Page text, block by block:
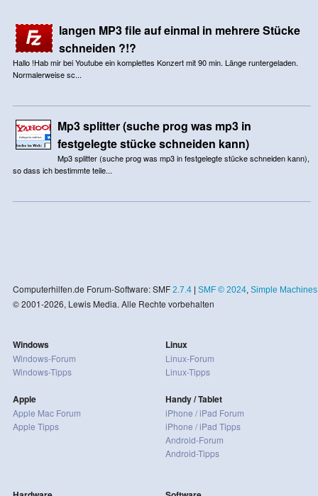
langen MP3 file auf einmal in mehrere Stücke
schneiden ?!?
Hallo !Hab mir bei Youtube ein komplettes Konzert mit 90 min. Länge runtergeladen.
Normalerweise sc...
Mp3 splitter (suche prog was mp3 in
festgelegte stücke schneiden kann)
Mp3 splitter (suche prog was mp3 in festgelegte stücke schneiden kann),
so dass ich bestimmte teile...
Computerhilfen.de Forum-Software: SMF 2.7.4| SMF © 2024, Simple Machines
© 2001-2026, Lewis Media. Alle Rechte vorbehalten
Windows
Windows-Forum
Windows-Tipps
Apple
Apple Mac Forum
Apple Tipps
Linux
Linux-Forum
Linux-Tipps
Handy / Tablet
iPhone / iPad Forum
iPhone / iPad Tipps
Android-Forum
Android-Tipps